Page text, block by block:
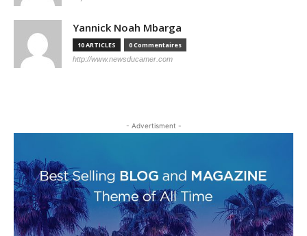
Yannick Noah Mbarga
10 ARTICLES 0 Commentaires
http://www.newsducamer.com
- Advertisment -